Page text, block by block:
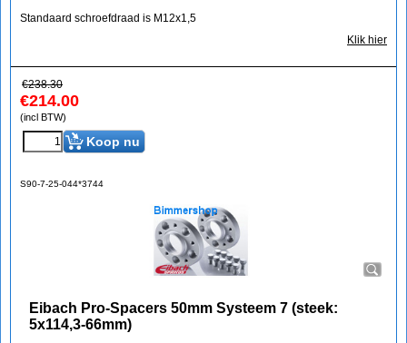
Standaard schroefdraad is M12x1,5
Klik hier
€238.30
€214.00
(incl BTW)
Koop nu
S90-7-25-044*3744
Eibach Pro-Spacers 50mm Systeem 7 (steek:
5x114,3-66mm)